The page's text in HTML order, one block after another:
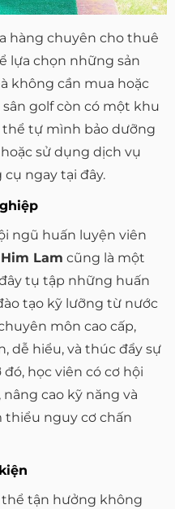
hàng chuyên cho thuê
lựa chọn những sản
không cần mua hoặc
golf còn có một khu
thể tự mình bảo dưỡng
sử dụng dịch vụ
ngay tại đây.
ngũ huấn luyện viên
Lam cũng là một
tụ tập những huấn
tạo kỹ lưỡng từ nước
môn cao cấp,
dễ hiểu, và thúc đẩy sự
học viên có cơ hội
cao kỹ năng và
nguy cơ chấn
thể tận hưởng không